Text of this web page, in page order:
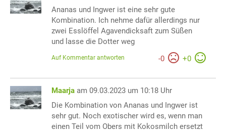
Ananas und Ingwer ist eine sehr gute
Kombination. Ich nehme dafür allerdings nur
zwei Esslöffel Agavendicksaft zum Süßen
und lasse die Dotter weg
-0 +0
Auf Kommentar antworten
Maarja am 09.03.2023 um 10:18 Uhr
Die Kombination von Ananas und Ingwer ist
sehr gut. Noch exotischer wird es, wenn man
einen Teil vom Obers mit Kokosmilch ersetzt